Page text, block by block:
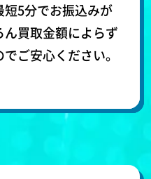
5分でお振込みが
買取金額によらず
ご安心ください。